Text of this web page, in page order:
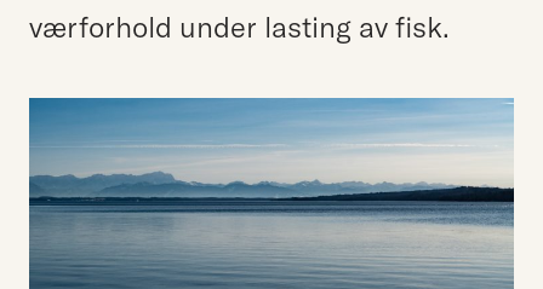
værforhold under lasting av fisk.